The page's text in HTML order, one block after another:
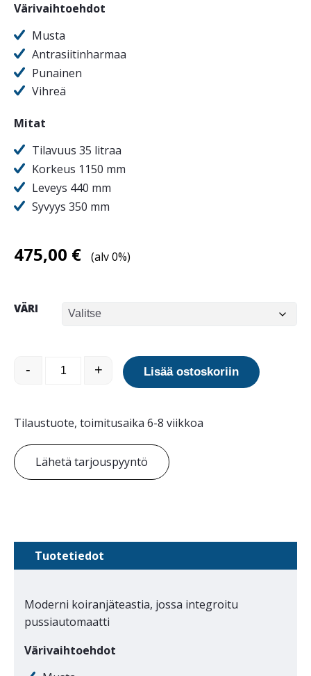
Värivaihtoehdot
Musta
Antrasiitinharmaa
Punainen
Vihreä
Mitat
Tilavuus 35 litraa
Korkeus 1150 mm
Leveys 440 mm
Syvyys 350 mm
475,00 € (alv 0%)
VÄRI
Retriever City koiranjäteastia määrä
- + Lisää ostoskoriin
Tilaustuote, toimitusaika 6-8 viikkoa
Lähetä tarjouspyyntö
Tuotetiedot
Moderni koiranjäteastia, jossa integroitu
pussiautomaatti
Värivaihtoehdot